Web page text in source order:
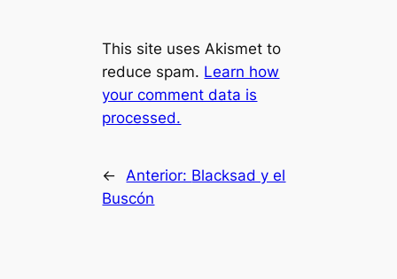
This site uses Akismet to
reduce spam. Learn how
your comment data is
processed.
← Anterior: Blacksad y el
Buscón